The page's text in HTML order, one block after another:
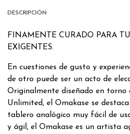
DESCRIPCIÓN
FINAMENTE CURADO PARA
EXIGENTES.
En cuestiones de gusto y
de otro puede ser un acto de
Originalmente diseñado en torno
Unlimited, el Omakase se
tablero analógico muy fácil de
y ágil, el Omakase es un artista